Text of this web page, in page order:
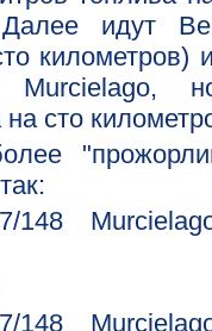
идут
километров)
Murcielago,
сто
148
148